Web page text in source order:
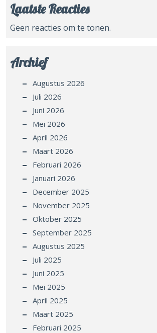
Laatste Reacties
Geen reacties om te tonen.
Archief
Augustus 2026
Juli 2026
Juni 2026
Mei 2026
April 2026
Maart 2026
Februari 2026
Januari 2026
December 2025
November 2025
Oktober 2025
September 2025
Augustus 2025
Juli 2025
Juni 2025
Mei 2025
April 2025
Maart 2025
Februari 2025